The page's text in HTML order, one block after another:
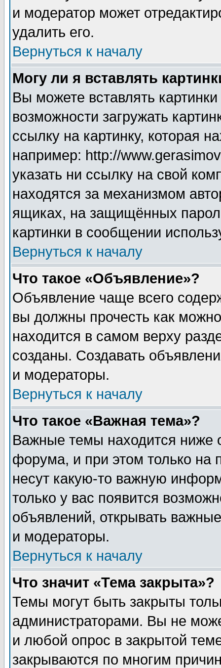
и модератор может
удалить его.
Вернуться к началу
Могу ли я вставлять
Вы можете вставлять
возможности загружать
ссылку на картинку, которая
например: http://
указать ни ссылку на свой
находятся за механизмом
ящиках, на защищённых
картинки в сообщении
Вернуться к началу
Что такое «Объявление»?
Объявление чаще всего
вы должны прочесть как
находится в самом верху
созданы. Создавать
и модераторы.
Вернуться к началу
Что такое «Важная тема»?
Важные темы находится ниже
форума, и при этом только на
несут какую-то важную
только у вас появится
объявлений, открывать
и модераторы.
Вернуться к началу
Что значит «Тема закрыта»?
Темы могут быть закрыты
администраторами. Вы не
и любой опрос в закрытой
закрываются по многим